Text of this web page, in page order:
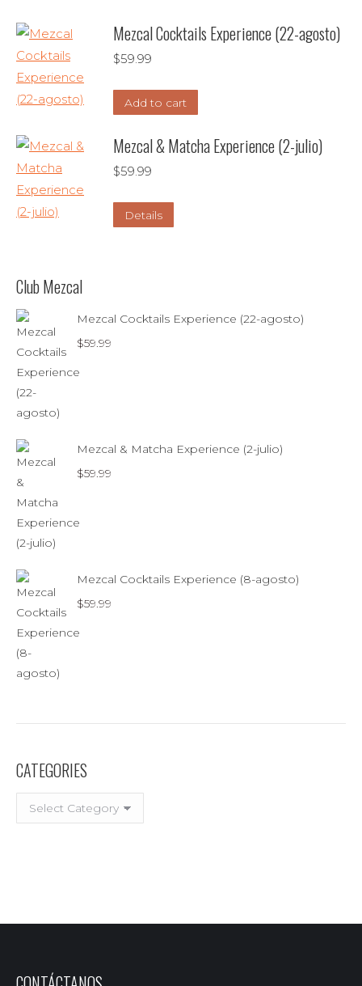
Mezcal Cocktails Experience (22-agosto)
$59.99
Add to cart
Mezcal & Matcha Experience (2-julio)
$59.99
Details
Club Mezcal
Mezcal Cocktails Experience (22-agosto)
$59.99
Mezcal & Matcha Experience (2-julio)
$59.99
Mezcal Cocktails Experience (8-agosto)
$59.99
CATEGORIES
CATEGORIES